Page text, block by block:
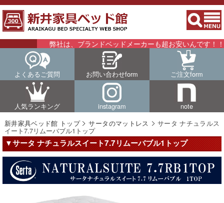
弊社は、ブランドベッドメーカーも超お安いんです！！詳細
よくあるご質問 お問い合わせform ご注文form
人気ランキング instagram
note
新井家具ベッド館 トップ
サータのマットレス サータ ナチュラルス
イート7.7リムーバブル1トップ
▼サータ ナチュラルスイート7.7リムーバブル1トップ